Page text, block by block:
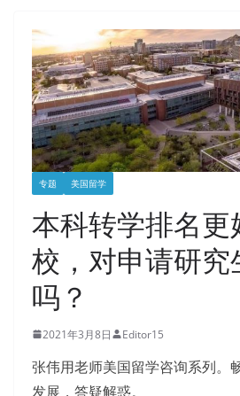
专题 美国留学
本科转学排名更
校，对申请研究
吗？
2021年3月8日 Editor15
张伟用老师美国留学咨询系列。
发展，答疑解惑。